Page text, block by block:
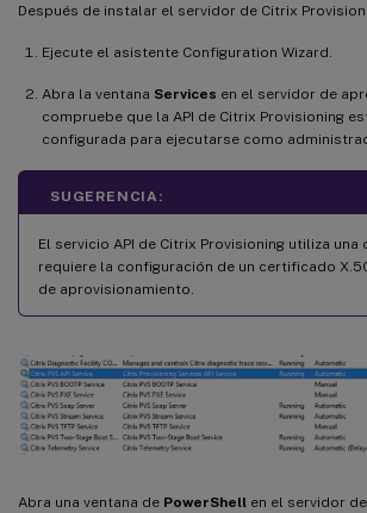
Después de instalar el servidor de Citrix
Ejecute el asistente Configuration Wizard.
Abra la ventana Services en el servidor de
compruebe que la API de Citrix Provisioning
configurada para ejecutarse como
SUGERENCIA:
El servicio API de Citrix Provisioning utiliza una
requiere la configuración de un certificado
de aprovisionamiento.
Abra una ventana de PowerShell en el servidor